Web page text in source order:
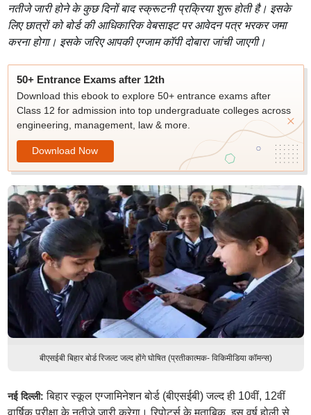
नतीजे जारी होने के कुछ दिनों बाद स्क्रूटनी प्रक्रिया शुरू होती है। इसके
लिए छात्रों को बोर्ड की आधिकारिक वेबसाइट पर आवेदन पत्र भरकर जमा
करना होगा। इसके जरिए आपकी एग्जाम कॉपी दोबारा जांची जाएगी।
50+ Entrance Exams after 12th
Download this ebook to explore 50+ entrance exams after
Class 12 for admission into top undergraduate colleges across
engineering, management, law & more.
Download Now
बीएसईबी बिहार बोर्ड रिजल्ट जल्द होंगे घोषित (प्रतीकात्मक- विकिमीडिया कॉमन्स)
नई दिल्ली: बिहार स्कूल एग्जामिनेशन बोर्ड (बीएसईबी) जल्द ही 10वीं, 12वीं
वार्षिक परीक्षा के नतीजे जारी करेगा। रिपोर्ट्स के मुताबिक, इस वर्ष होली से